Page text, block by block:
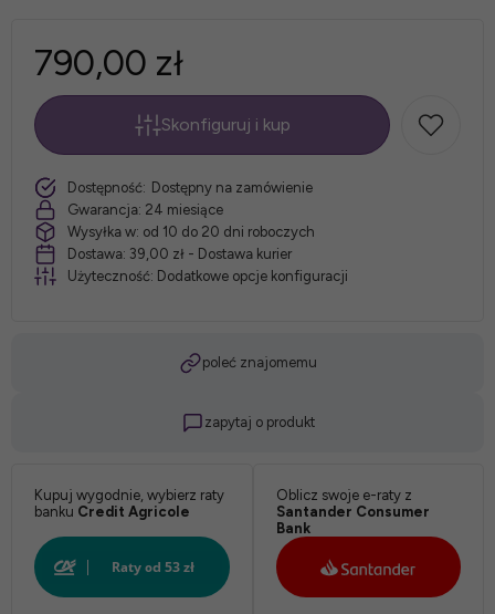
790,00 zł
*Rozmiar
materaca:
*
szt.
Skonfiguruj i kup
Dostępność: Dostępny na zamówienie
Gwarancja: 24 miesiące
Wysyłka w: od 10 do 20 dni roboczych
Dostawa: 39,00 zł - Dostawa kurier
Użyteczność: Dodatkowe opcje konfiguracji
poleć znajomemu
zapytaj o produkt
Kupuj wygodnie, wybierz raty
banku Credit Agricole
Oblicz swoje e-raty z
Santander Consumer
Bank